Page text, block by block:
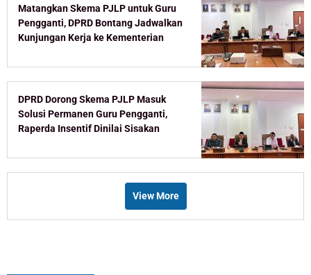
Matangkan Skema PJLP untuk Guru
Pengganti, DPRD Bontang Jadwalkan
Kunjungan Kerja ke Kementerian
DPRD Dorong Skema PJLP Masuk
Solusi Permanen Guru Pengganti,
Raperda Insentif Dinilai Sisakan
View More